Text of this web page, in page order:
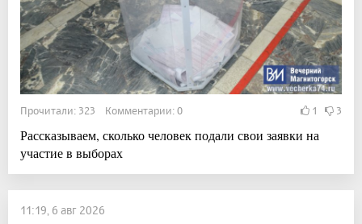
Прочитали: 323 Комментарии: 0 1 3
Рассказываем, сколько человек подали свои заявки на
участие в выборах
11:19, 6 авг 2026